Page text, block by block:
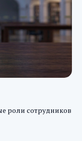
роли сотрудников